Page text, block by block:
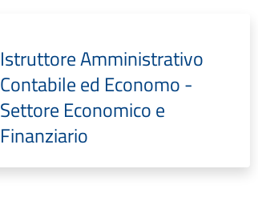
Istruttore Amministrativo
Contabile ed Economo -
Settore Economico e
Finanziario